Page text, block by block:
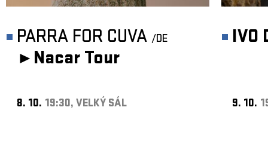
PARRA FOR CUVA /DE
► Nacar Tour
8. 10. 19:30, VELKÝ SÁL
IVO
9. 10.